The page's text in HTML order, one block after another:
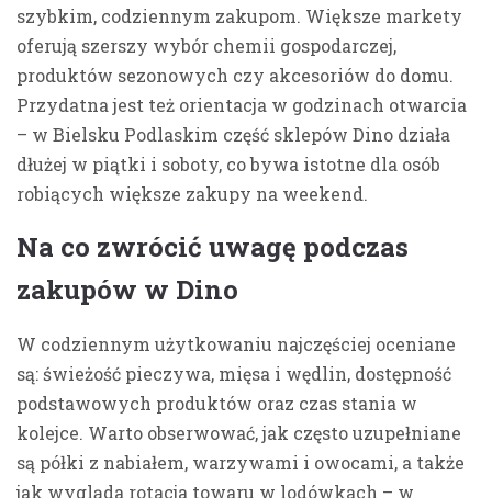
szybkim, codziennym zakupom. Większe markety
oferują szerszy wybór chemii gospodarczej,
produktów sezonowych czy akcesoriów do domu.
Przydatna jest też orientacja w godzinach otwarcia
– w Bielsku Podlaskim część sklepów Dino działa
dłużej w piątki i soboty, co bywa istotne dla osób
robiących większe zakupy na weekend.
Na co zwrócić uwagę podczas
zakupów w Dino
W codziennym użytkowaniu najczęściej oceniane
są: świeżość pieczywa, mięsa i wędlin, dostępność
podstawowych produktów oraz czas stania w
kolejce. Warto obserwować, jak często uzupełniane
są półki z nabiałem, warzywami i owocami, a także
jak wygląda rotacja towaru w lodówkach – w